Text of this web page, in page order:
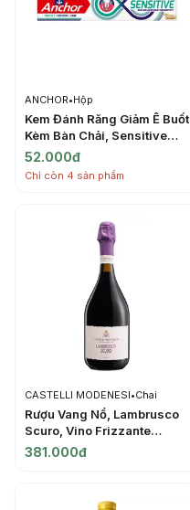
ANCHOR•Hộp
Kem Đánh Răng Giảm Ê Buốt
Kèm Bàn Chải, Sensitive
Toothpaste, Toothbrush
Included (100g) - ANCHOR
52.000đ
Chỉ còn 4 sản phẩm
CASTELLI MODENESI•Chai
Rượu Vang Nổ, Lambrusco
Scuro, Vino Frizzante
Rosso Amabile, 8% (750ml)
381.000đ